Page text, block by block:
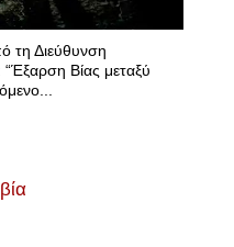
τη Διεύθυνση
Βίας μεταξύ